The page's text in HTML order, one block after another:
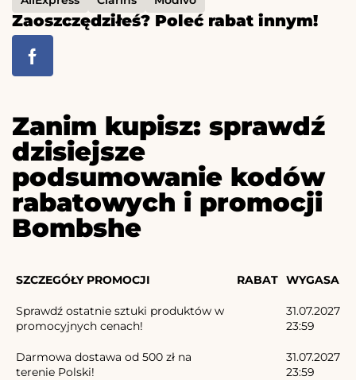
Zaoszczędziłeś? Poleć rabat innym!
Zanim kupisz: sprawdź
dzisiejsze
podsumowanie kodów
rabatowych i promocji
Bombshe
SZCZEGÓŁY PROMOCJI RABAT WYGASA
Sprawdź ostatnie sztuki produktów w
promocyjnych cenach!
31.07.2027
23:59
Darmowa dostawa od 500 zł na
terenie Polski!
31.07.2027
23:59